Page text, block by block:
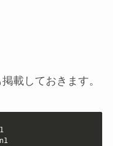
載しておきます。